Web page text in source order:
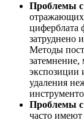
Проблемы
отражающих
циферблата
затруднено
Методы
затемнение,
экспозиции
удаления
Проблемы с
часто